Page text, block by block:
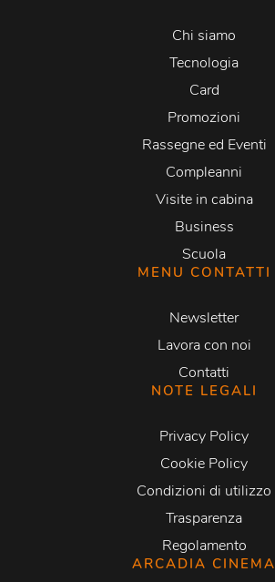
Chi siamo
Tecnologia
Card
Promozioni
Rassegne ed Eventi
Compleanni
Visite in cabina
Business
Scuola
MENU CONTATTI
Newsletter
Lavora con noi
Contatti
NOTE LEGALI
Privacy Policy
Cookie Policy
Condizioni di utilizzo
Trasparenza
Regolamento
ARCADIA CINEMA